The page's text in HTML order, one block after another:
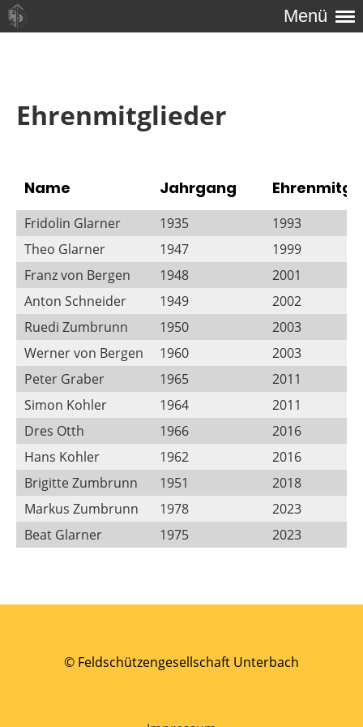
Menü
Ehrenmitglieder
Name Jahrgang
Fridolin Glarner 1935
1993
Theo Glarner
1947
1999
Franz von Bergen
1948
2001
Anton Schneider
1949
2002
Ruedi Zumbrunn
1950
2003
Werner von Bergen
1960
2003
Peter Graber
1965
2011
Simon Kohler
1964
2011
Dres Otth
1966
2016
Hans Kohler
1962
2016
Brigitte Zumbrunn
1951
2018
Markus Zumbrunn
1978
2023
Beat Glarner
1975 2023
© Feldschützengesellschaft Unterbach